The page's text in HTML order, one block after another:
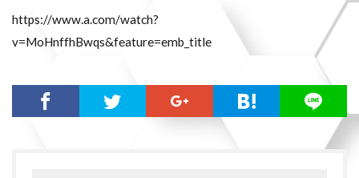
https://www.a.com/watch?
v=MoHnffhBwqs&feature=emb_title